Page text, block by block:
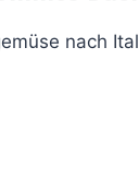
nach